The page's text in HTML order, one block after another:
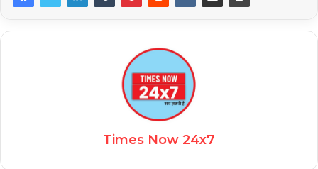
Times Now 24x7